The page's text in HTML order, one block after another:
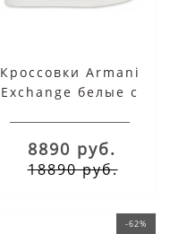
Кроссовки Armani
Exchange белые с
8890 руб.
18890 руб.
-62%